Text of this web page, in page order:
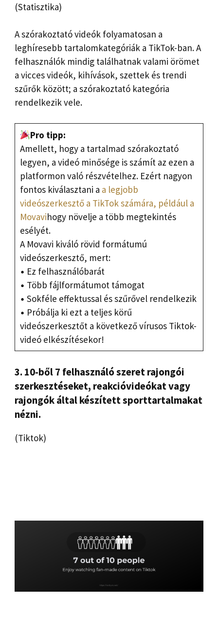
(Statisztika)
A szórakoztató videók folyamatosan a
leghíresebb tartalomkategóriák a TikTok-ban. A
felhasználók mindig találhatnak valami örömet
a vicces videók, kihívások, szettek és trendi
szűrők között; a szórakoztató kategória
rendelkezik vele.
Pro tipp:
Amellett, hogy a tartalmad szórakoztató
legyen, a videó minősége is számít az ezen a
platformon való részvételhez. Ezért nagyon
fontos kiválasztani a a legjobb
videószerkesztő a TikTok számára, például a
Movavihogy növelje a több megtekintés
esélyét.
A Movavi kiváló rövid formátumú
videószerkesztő, mert:
Ez felhasználóbarát
Több fájlformátumot támogat
Sokféle effektussal és szűrővel rendelkezik
Próbálja ki ezt a teljes körű
videószerkesztőt a következő vírusos Tiktok-
videó elkészítésekor!
3. 10-ből 7 felhasználó szeret rajongói
szerkesztéseket, reakcióvideókat vagy
rajongók által készített sporttartalmakat
nézni.
(Tiktok)